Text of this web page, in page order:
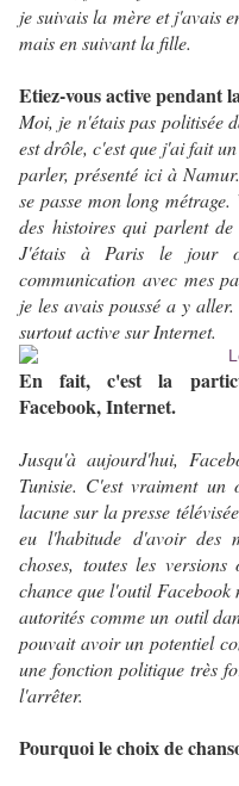
je suivais la mère et j'avais
mais en suivant la fille.
Etiez-vous active pendant
Moi, je n'étais pas politisée
est drôle, c'est que j'ai fait
parler, présenté ici à
se passe mon long
des histoires qui parlent
J'étais à Paris le jour
communication avec mes
je les avais poussé a y
surtout active sur Internet.
En fait, c'est la
Facebook, Internet.
Jusqu'à aujourd'hui,
Tunisie. C'est vraiment
lacune sur la presse
eu l'habitude d'avoir des
choses, toutes les
chance que l'outil Facebook
autorités comme un outil
pouvait avoir un potentiel
une fonction politique très
l'arrêter.
Pourquoi le choix de